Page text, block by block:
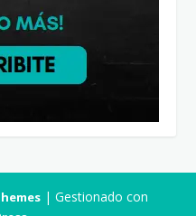
| Gestionado con